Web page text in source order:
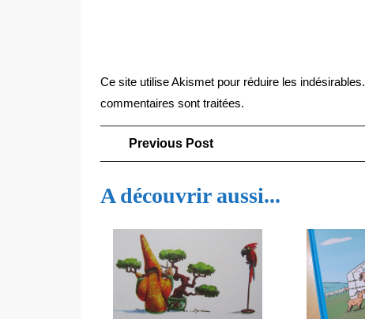
Ce site utilise Akismet pour réduire les indésirables.
commentaires sont traitées.
Navigation
de
l’article
Previous PostPrevious
A découvrir aussi...